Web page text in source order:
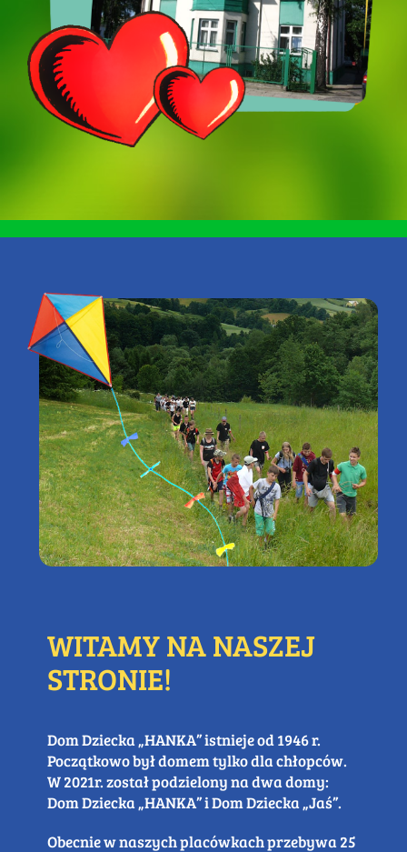
WITAMY NA NASZEJ
STRONIE!
Dom Dziecka „HANKA” istnieje od 1946 r.
Początkowo był domem tylko dla chłopców.
W 2021r. został podzielony na dwa domy:
Dom Dziecka „HANKA” i Dom Dziecka „Jaś”.
Obecnie w naszych placówkach przebywa 25